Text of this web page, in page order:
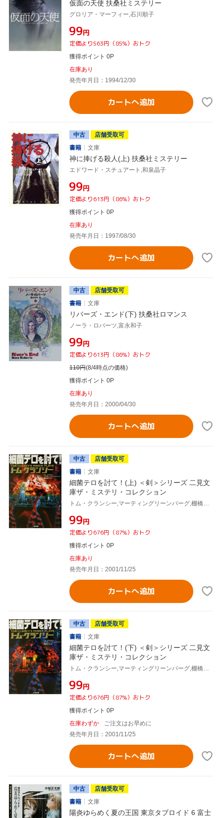
仮面の天使 扶桑社ミステリー
グロリア・マーフィー,石川順子
¥99円
定価より563円（85%）おトク
獲得ポイント 0P
在庫あり
発売年月日：1994/12/30
カートへ追加
中古
店舗受取可
書籍
文庫
神に捧げる殺人(上) 扶桑社ミステリー
エドワード・スチュアート,和泉晶子
¥99円
定価より613円（86%）おトク
獲得ポイント 0P
在庫あり
発売年月日：1997/08/30
カートへ追加
中古
店舗受取可
書籍
文庫
リバーズ・エンド(下) 扶桑社ロマンス
ノーラ・ロバーツ,富永和子
¥99円
定価より613円（86%）おトク
110円(8/4時点の価格)
獲得ポイント 0P
在庫あり
発売年月日：2000/04/30
カートへ追加
中古
店舗受取可
書籍
文庫
細菌テロを討て！(上) ＜剣＞シリーズ 二見文
庫ザ・ミステリ・コレクション
トム・クランシー,マーティングリーンバーグ,棚橋志行
¥99円
定価より676円（87%）おトク
獲得ポイント 0P
在庫あり
発売年月日：2001/11/25
カートへ追加
中古
店舗受取可
書籍
文庫
細菌テロを討て！(下) ＜剣＞シリーズ 二見文
庫ザ・ミステリ・コレクション
トム・クランシー,マーティングリーンバーグ,棚橋志行
¥99円
定価より676円（87%）おトク
獲得ポイント 0P
在庫わずか
ご注文はお早めに
発売年月日：2001/11/25
カートへ追加
中古
店舗受取可
書籍
文庫
陽炎ゆらめく夏の王国 東京タブロイド 6 富士